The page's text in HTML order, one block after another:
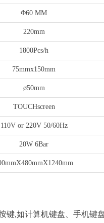
Φ60 MM
220mm
1800Pcs/h
75mmx150mm
ø50mm
TOUCHscreen
110V or 220V 50/60Hz
20W 6Bar
键,如计算机键盘、手机键